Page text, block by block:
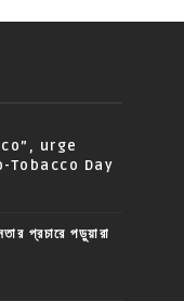
urge
Tobacco Day
প্রচারে পড়ুয়ারা